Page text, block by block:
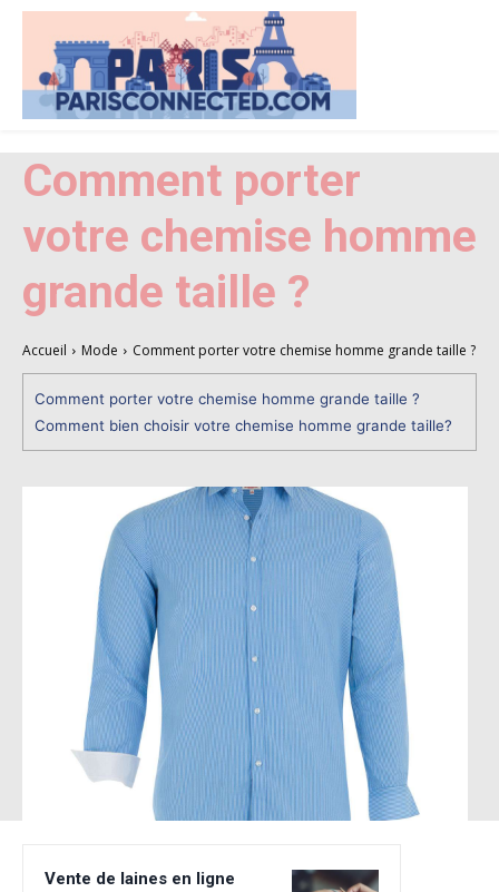
Comment porter
votre chemise homme
grande taille ?
Accueil Mode Comment porter votre chemise homme grande taille ?
Comment porter votre chemise homme grande taille ?
Comment bien choisir votre chemise homme grande taille?
Vente de laines en ligne